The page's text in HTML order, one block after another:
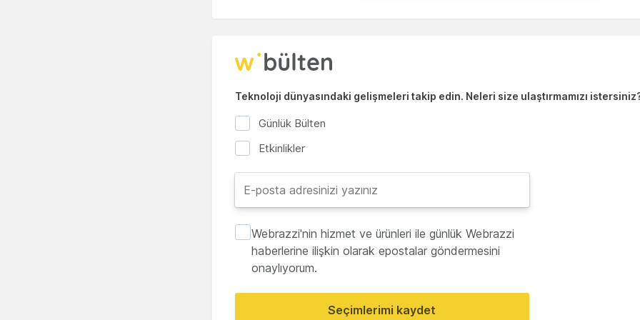
Teknoloji dünyasındaki gelişmeleri takip edin. Neleri size ulaştırmamızı
Günlük Bülten
Etkinlikler
Webrazzi'nin hizmet ve ürünleri ile günlük Webrazzi
haberlerine ilişkin olarak epostalar göndermesini
onaylıyorum.
Seçimlerimi kaydet